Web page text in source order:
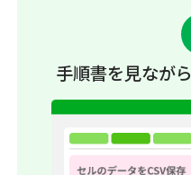
手順書を見ながら